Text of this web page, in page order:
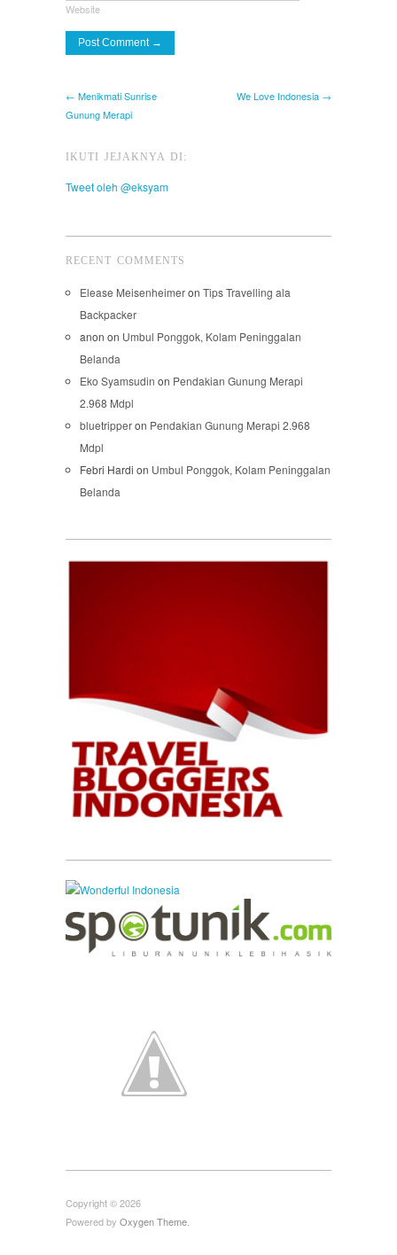
Website
← Menikmati Sunrise
Gunung Merapi
We Love Indonesia →
IKUTI JEJAKNYA DI:
Tweet oleh @eksyam
RECENT COMMENTS
Elease Meisenheimeron Tips Travelling ala
Backpacker
anon on Umbul Ponggok, Kolam Peninggalan
Belanda
Eko Syamsudin on Pendakian Gunung Merapi
2.968 Mdpl
bluetripperon Pendakian Gunung Merapi 2.968
Mdpl
Febri Hardi on Umbul Ponggok, Kolam Peninggalan
Belanda
Copyright © 2026
Powered by Oxygen Theme.